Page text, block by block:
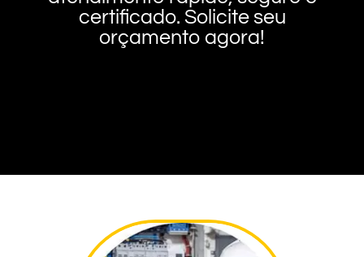
certificado. Solicite seu
orçamento agora!